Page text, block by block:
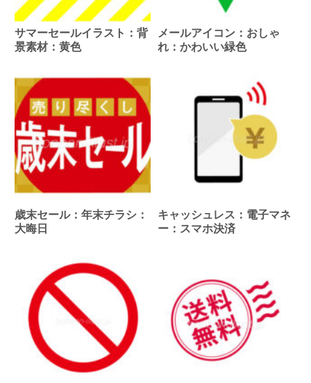
サマーセールイラスト：背
景素材：黄色
メールアイコン：おしゃ
れ：かわいい緑色
歳末セール：年末チラシ：
大晦日
キャッシュレス：電子マネ
ー：スマホ決済